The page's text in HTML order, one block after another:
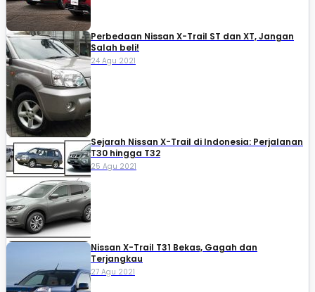
Perbedaan Nissan X-Trail ST dan XT, Jangan
Salah beli!
24 Agu 2021
Sejarah Nissan X-Trail di Indonesia: Perjalanan
T30 hingga T32
25 Agu 2021
Nissan X-Trail T31 Bekas, Gagah dan
Terjangkau
27 Agu 2021